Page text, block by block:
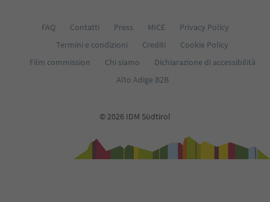
FAQ Contatti Press MICE
Privacy Policy
Termini e condizioni
Crediti
Cookie Policy
Film commission
Chi siamo
Dichiarazione di accessibilità
Alto Adige B2B
© 2026 IDM Südtirol